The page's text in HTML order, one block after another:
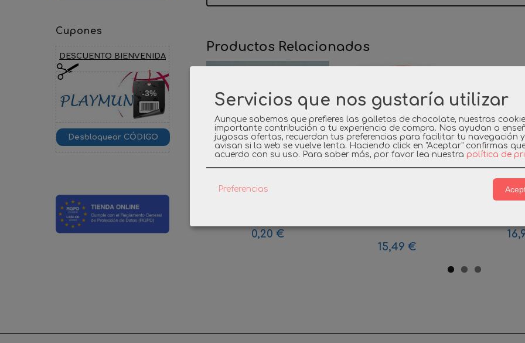
Cupones
DESCUENTO BIENVENIDA
-3%
Productos Relacionados
0,20 €
15,49 €
Servicios que nos gustaría utilizar
Aunque sabemos que prefieres las galletas de chocolate, nuestras
importante contribución a tu experiencia de compra. Nos ayudan a
jugosas ofertas, recuerdan tus preferencias para facilitar tu navegación
avisan si la web se vuelve lenta. Haciendo click en "Aceptar" confirmas
acuerdo con su uso. Para saber más, por favor lea nuestra política de
Preferencias